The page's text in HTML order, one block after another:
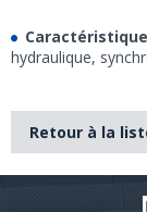
hydraulique,
Retour à la